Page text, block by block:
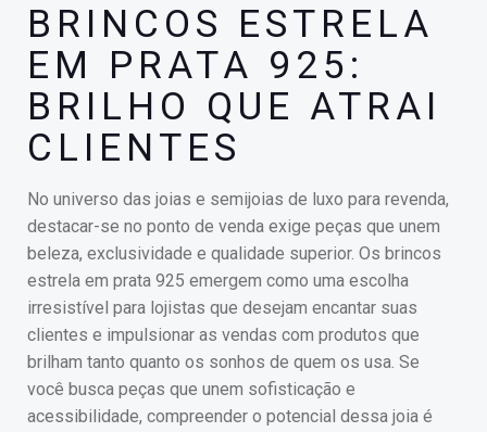
BRINCOS ESTRELA
EM PRATA 925:
BRILHO QUE ATRAI
CLIENTES
No universo das joias e semijoias de luxo para revenda,
destacar-se no ponto de venda exige peças que unem
beleza, exclusividade e qualidade superior. Os brincos
estrela em prata 925 emergem como uma escolha
irresistível para lojistas que desejam encantar suas
clientes e impulsionar as vendas com produtos que
brilham tanto quanto os sonhos de quem os usa. Se
você busca peças que unem sofisticação e
acessibilidade, compreender o potencial dessa joia é